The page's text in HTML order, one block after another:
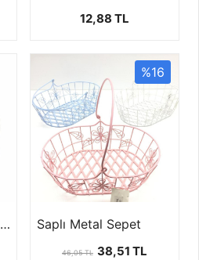
12,88 TL
Ferforje Mini Çan Kafes ( 1 Paket - 10 Adet)
%16
Saplı Metal Sepet
46,05 TL 38,51 TL